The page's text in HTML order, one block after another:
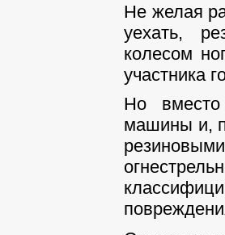
Не желая
уехать,
колесом
участника
Но
машины и,